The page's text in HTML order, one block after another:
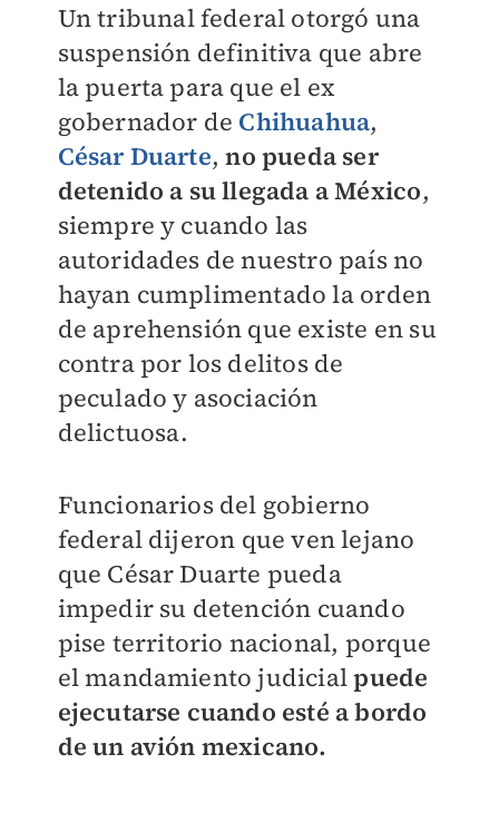
Un tribunal federal otorgó una
suspensión definitiva que abre
la puerta para que el ex
gobernador de Chihuahua,
César Duarte,no pueda ser
detenido a su llegada a México,
siempre y cuando las
autoridades de nuestro país no
hayan cumplimentado la orden
de aprehensión que existe en su
contra por los delitos de
peculado y asociación
delictuosa.
Funcionarios del gobierno
federal dijeron que ven lejano
que César Duarte pueda
impedir su detención cuando
pise territorio nacional, porque
el mandamiento judicialpuede
ejecutarse cuando esté a bordo
de un avión mexicano.